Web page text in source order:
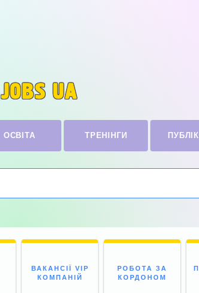
JOBS UA
ОСВІТА ТРЕНІНГИ
ВАКАНСІЇ VIP
КОМПАНІЙ
РОБОТА ЗА
КОРДОНОМ